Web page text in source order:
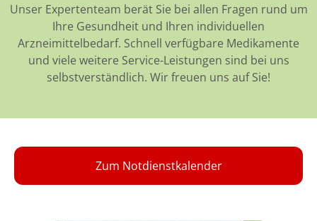
Unser Expertenteam berät Sie bei allen Fragen rund um
Ihre Gesundheit und Ihren individuellen
Arzneimittelbedarf. Schnell verfügbare Medikamente
und viele weitere Service-Leistungen sind bei uns
selbstverständlich. Wir freuen uns auf Sie!
Zum Notdienstkalender